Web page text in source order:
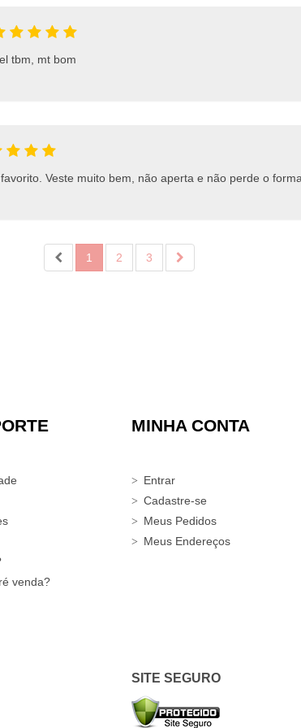
tbm, mt bom
Veste muito bem, não aperta e não perde o
1 2 3
venda?
MINHA CONTA
Entrar
Cadastre-se
Meus Pedidos
Meus Endereços
SITE SEGURO